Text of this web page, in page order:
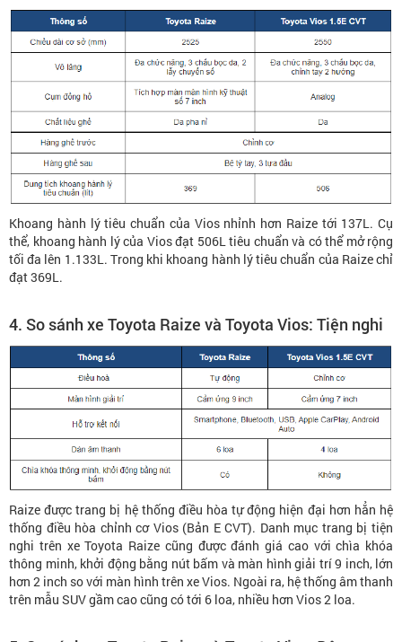
Khoang hành lý tiêu chuẩn của Vios nhỉnh hơn Raize tới 137L. Cụ
thể, khoang hành lý của Vios đạt 506L tiêu chuẩn và có thể mở rộng
tối đa lên 1.133L. Trong khi khoang hành lý tiêu chuẩn của Raize chỉ
đạt 369L.
4. So sánh xe Toyota Raize và Toyota Vios: Tiện nghi
Raize được trang bị hệ thống điều hòa tự động hiện đại hơn hẳn hệ
thống điều hòa chỉnh cơ Vios (Bản E CVT). Danh mục trang bị tiện
nghi trên xe Toyota Raize cũng được đánh giá cao với chìa khóa
thông minh, khởi động bằng nút bấm và màn hình giải trí 9 inch, lớn
hơn 2 inch so với màn hình trên xe Vios. Ngoài ra, hệ thống âm thanh
trên mẫu SUV gầm cao cũng có tới 6 loa, nhiều hơn Vios 2 loa.